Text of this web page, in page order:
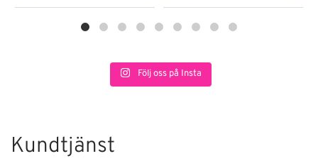
Följ oss på Insta
Kundtjänst